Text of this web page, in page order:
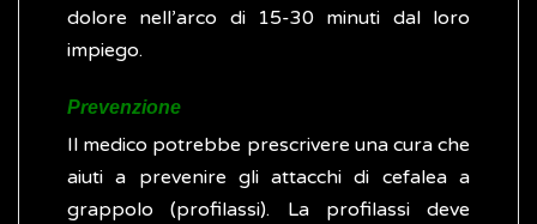
dolore nell’arco di 15-30 minuti dal loro
impiego.
Prevenzione
Il medico potrebbe prescrivere una cura che
aiuti a prevenire gli attacchi di cefalea a
grappolo (profilassi). La profilassi deve